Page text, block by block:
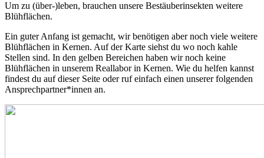
Um zu (über-)leben, brauchen unsere Bestäuberinsekten weitere
Blühflächen.
Ein guter Anfang ist gemacht, wir benötigen aber noch viele weitere
Blühflächen in Kernen. Auf der Karte siehst du wo noch kahle
Stellen sind. In den gelben Bereichen haben wir noch keine
Blühflächen in unserem Reallabor in Kernen. Wie du helfen kannst
findest du auf dieser Seite oder ruf einfach einen unserer folgenden
Ansprechpartner*innen an.